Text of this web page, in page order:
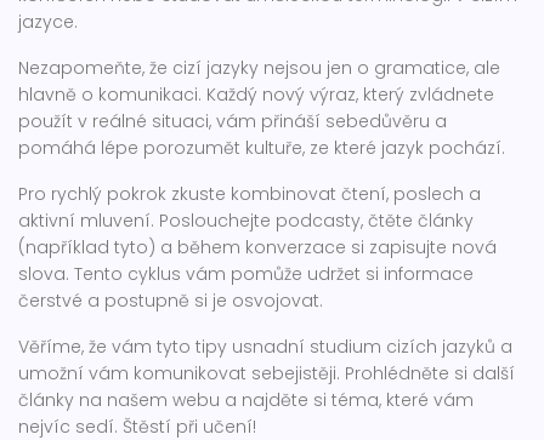
jazyce.
Nezapomeňte, že cizí jazyky nejsou jen o gramatice, ale
hlavně o komunikaci. Každý nový výraz, který zvládnete
použít v reálné situaci, vám přináší sebedůvěru a
pomáhá lépe porozumět kultuře, ze které jazyk pochází.
Pro rychlý pokrok zkuste kombinovat čtení, poslech a
aktivní mluvení. Poslouchejte podcasty, čtěte články
(například tyto) a během konverzace si zapisujte nová
slova. Tento cyklus vám pomůže udržet si informace
čerstvé a postupně si je osvojovat.
Věříme, že vám tyto tipy usnadní studium cizích jazyků a
umožní vám komunikovat sebejistěji. Prohlédněte si další
články na našem webu a najděte si téma, které vám
nejvíc sedí. Štěstí při učení!